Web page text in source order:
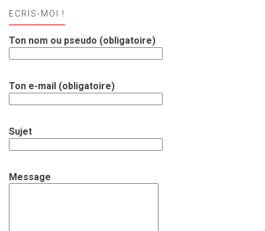
ECRIS-MOI !
Ton nom ou pseudo (obligatoire)
Ton e-mail (obligatoire)
Sujet
Message